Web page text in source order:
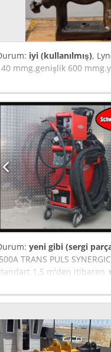
iyi (kullanılmış),
mmg.genişlik 600
yeni gibi (sergi
TRANS PULS
1,5 m'den itibaren
➤Basınç düşürücü
Feeler
lehimleme işlemlerine de
robota kolaylıkla
daha da
RCU 5000i kontrol